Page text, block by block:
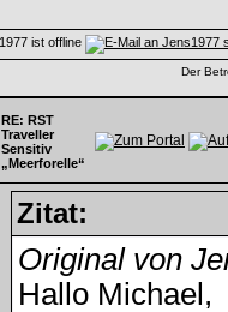
Der
RE: RST
Traveller
Sensitiv
„Meerforelle“
Zitat:
Original von
Hallo Michael,